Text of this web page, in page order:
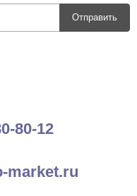
Отправить
80-12
market.ru